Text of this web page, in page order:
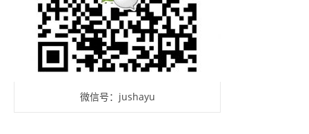
微信号：jushayu